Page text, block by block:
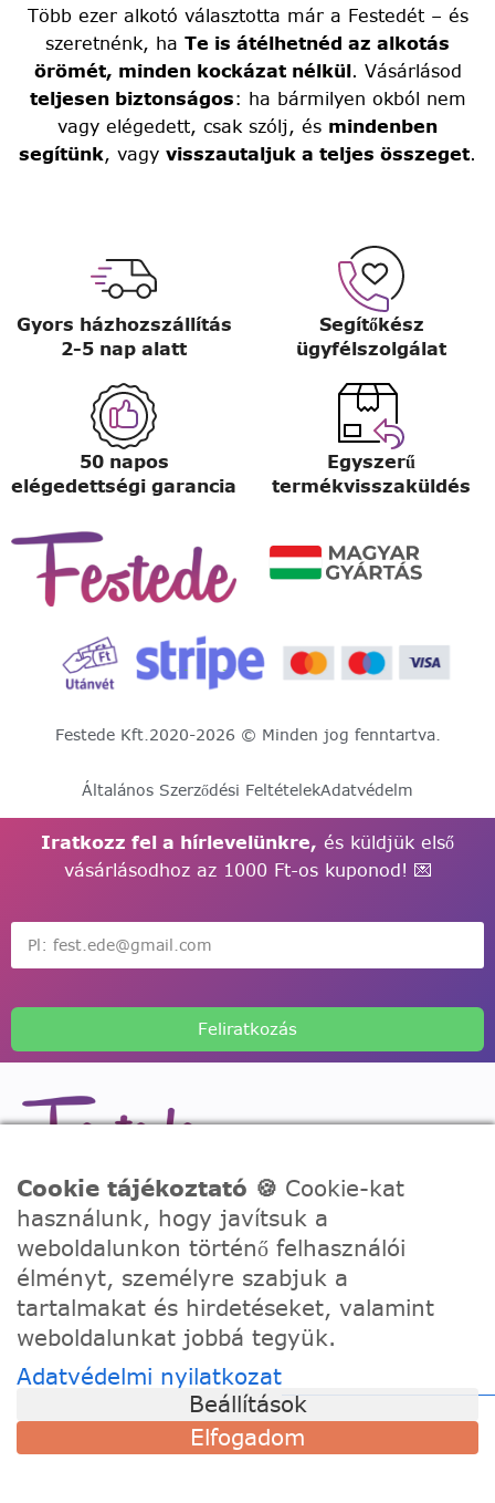
Több ezer alkotó választotta már a Festedét – és
szeretnénk, ha Te is átélhetnéd az alkotás
örömét, minden kockázat nélkül. Vásárlásod
teljesen biztonságos: ha bármilyen okból nem
vagy elégedett, csak szólj, és mindenben
segítünk, vagy visszautaljuk a teljes összeget.
Gyors házhozszállítás
2-5 nap alatt
Segítőkész
ügyfélszolgálat
50 napos
elégedettségi garancia
Egyszerű
termékvisszaküldés
Festede Kft.2020-2026 © Minden jog fenntartva.
Általános Szerződési FeltételekAdatvédelm
Iratkozz fel a hírlevelünkre, és küldjük első
vásárlásodhoz az 1000 Ft-os kuponod! 💌
Feliratkozás
A Festede számozott kifestőkkel te is alkothatsz, akár egy
igazi művész! Fesd meg a remekműved korábbi
tapasztalat nélkül, töltődj fel és fejezd ki a kreativitásod!
TÁMOGATÁS
Szállítási információk
Visszaküldés és csere
Gyakori kérdések
Kapcsolat
Cookie tájékoztató 🍪 Cookie-kat
használunk, hogy javítsuk a
weboldalunkon történő felhasználói
élményt, személyre szabjuk a
tartalmakat és hirdetéseket, valamint
weboldalunkat jobbá tegyük.
Adatvédelmi nyilatkozat
Beállítások
Elfogadom